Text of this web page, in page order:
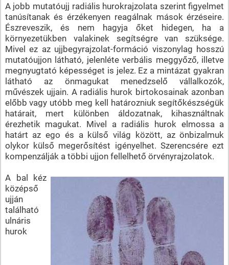
A jobb mutatóujj radiális hurokrajzolata szerint figyelmet
tanúsítanak és érzékenyen reagálnak mások érzéseire.
Észreveszik, és nem hagyja őket hidegen, ha a
környezetükben valakinek segítségre van szüksége.
Mivel ez az ujjbegyrajzolat-formáció viszonylag hosszú
mutatóujjon látható, jelenléte verbális meggyőző, illetve
megnyugtató képességet is jelez. Ez a mintázat gyakran
látható az önmagukat menedzselő vállalkozók,
művészek ujjain. A radiális hurok birtokosainak azonban
előbb vagy utóbb meg kell határozniuk segítőkészségük
határait, mert különben áldozatnak, kihasználtnak
érezhetik magukat. Mivel a radiális hurok elmossa a
határt az ego és a külső világ között, az önbizalmuk
olykor külső megerősítést igényelhet. Szerencsére ezt
kompenzálják a többi ujjon fellelhető örvényrajzolatok.
A bal kéz
középső
ujján
található
ulnáris
hurok